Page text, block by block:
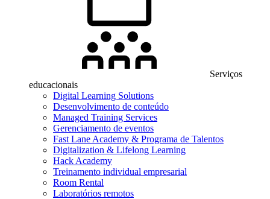
Serviços
educacionais
Digital Learning Solutions
Desenvolvimento de conteúdo
Managed Training Services
Gerenciamento de eventos
Fast Lane Academy & Programa de Talentos
Digitalization & Lifelong Learning
Hack Academy
Treinamento individual empresarial
Room Rental
Laboratórios remotos